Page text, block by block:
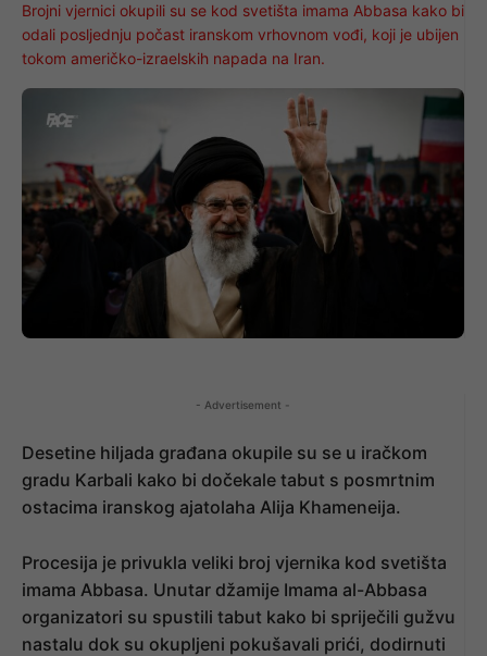
Brojni vjernici okupili su se kod svetišta imama Abbasa kako bi
odali posljednju počast iranskom vrhovnom vođi, koji je ubijen
tokom američko-izraelskih napada na Iran.
- Advertisement -
Desetine hiljada građana okupile su se u iračkom
gradu Karbali kako bi dočekale tabut s posmrtnim
ostacima iranskog ajatolaha Alija Khameneija.
Procesija je privukla veliki broj vjernika kod svetišta
imama Abbasa. Unutar džamije Imama al-Abbasa
organizatori su spustili tabut kako bi spriječili gužvu
nastalu dok su okupljeni pokušavali prići, dodirnuti